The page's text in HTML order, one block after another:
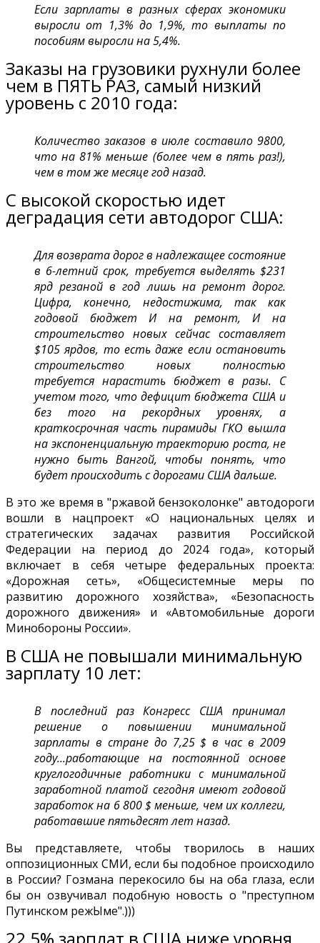
Если зарплаты в разных сферах экономики
выросли от 1,3% до 1,9%, то выплаты по
пособиям выросли на 5,4%.
Заказы на грузовики рухнули более
чем в ПЯТЬ РАЗ, самый низкий
уровень с 2010 года:
Количество заказов в июле составило 9800,
что на 81% меньше (более чем в пять раз!),
чем в том же месяце год назад.
С высокой скоростью идет
деградация сети автодорог США:
Для возврата дорог в надлежащее состояние
в 6-летний срок, требуется выделять $231
ярд резаной в год лишь на ремонт дорог.
Цифра, конечно, недостижима, так как
годовой бюджет И на ремонт, И на
строительство новых сейчас составляет
$105 ярдов, то есть даже если остановить
строительство новых полностью
требуется нарастить бюджет в разы. С
учетом того, что дефицит бюджета США и
без того на рекордных уровнях, а
краткосрочная часть пирамиды ГКО вышла
на экспоненциальную траекторию роста, не
нужно быть Вангой, чтобы понять, что
будет происходить с дорогами США дальше.
В это же время в "ржавой бензоколонке" автодороги
вошли в нацпроект «О национальных целях и
стратегических задачах развития Российской
Федерации на период до 2024 года», который
включает в себя четыре федеральных проекта:
«Дорожная сеть», «Общесистемные меры по
развитию дорожного хозяйства», «Безопасность
дорожного движения» и «Автомобильные дороги
Минобороны России».
В США не повышали минимальную
зарплату 10 лет:
В последний раз Конгресс США принимал
решение о повышении минимальной
зарплаты в стране до 7,25 $ в час в 2009
году...работающие на постоянной основе
круглогодичные работники с минимальной
заработной платой сегодня имеют годовой
заработок на 6 800 $ меньше, чем их коллеги,
работавшие пятьдесят лет назад.
Вы представляете, чтобы творилось в наших
оппозиционных СМИ, если бы подобное происходило
в России? Гозмана перекосило бы на оба глаза, если
бы он озвучивал подобную новость о "преступном
Путинском режЫме".)))
22,5% зарплат в США ниже уровня